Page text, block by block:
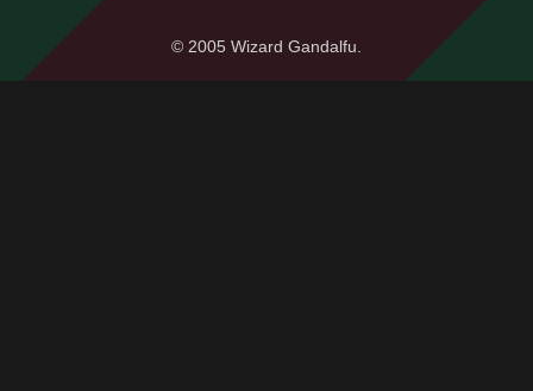
© 2005 Wizard Gandalfu.